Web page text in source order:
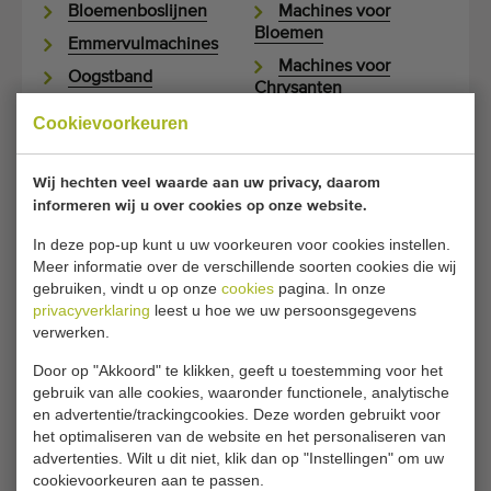
Cookievoorkeuren
Wij hechten veel waarde aan uw privacy, daarom
informeren wij u over cookies op onze website.
In deze pop-up kunt u uw voorkeuren voor cookies instellen.
Meer informatie over de verschillende soorten cookies die wij
gebruiken, vindt u op onze cookies pagina. In onze
privacyverklaring leest u hoe we uw persoonsgegevens
verwerken.
Door op "Akkoord" te klikken, geeft u toestemming voor het
gebruik van alle cookies, waaronder functionele, analytische
en advertentie/trackingcookies. Deze worden gebruikt voor
het optimaliseren van de website en het personaliseren van
advertenties. Wilt u dit niet, klik dan op "Instellingen" om uw
cookievoorkeuren aan te passen.
Bloemenboslijnen
Emmervulmachines
Oogstband
Machines voor
Bloemen
Machines voor
Chrysanten
OVER TWEEDEHANDS BTM
MACHINES
BTM Greenhouse Logistics
is gespecialiseerd in de
oogst- en
verwerkingsmachines voor de (glas) tuinbouw. Zij
spelen met name in op intelligente oplossingen voor
bloemen. Al deze machines combineren een hoge